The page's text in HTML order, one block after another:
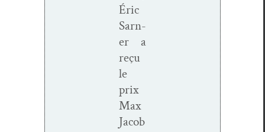
Éric
Sarn­
er a
reçu
le
prix
Max
Jacob